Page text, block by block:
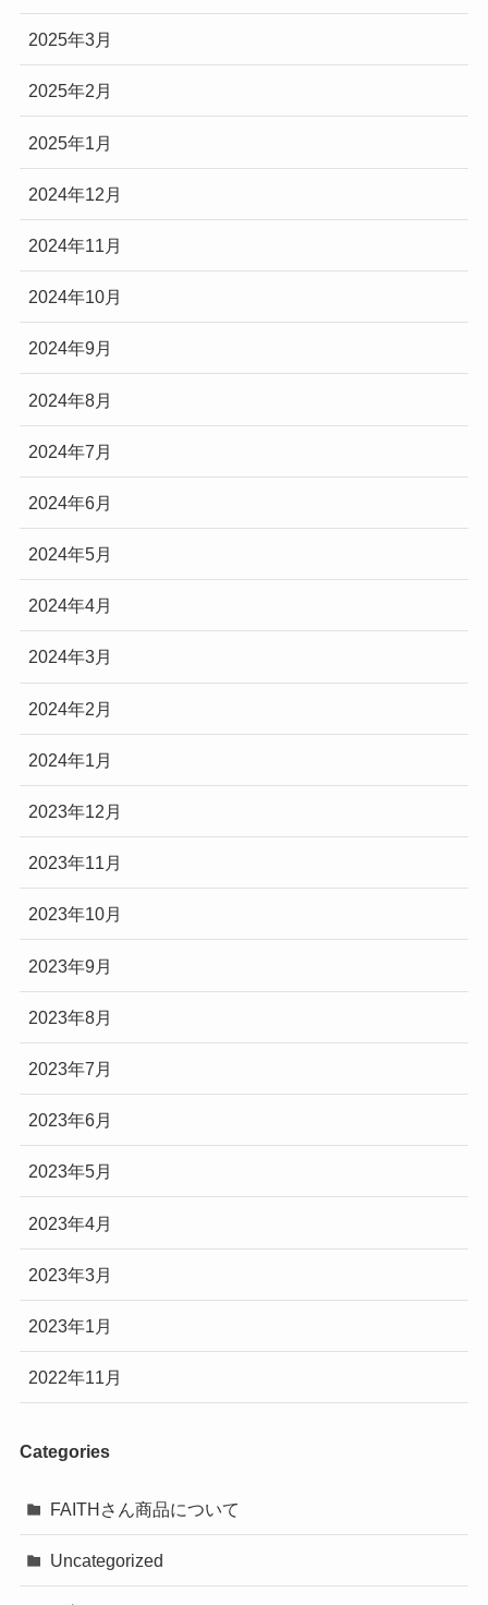
2025年3月
2025年2月
2025年1月
2024年12月
2024年11月
2024年10月
2024年9月
2024年8月
2024年7月
2024年6月
2024年5月
2024年4月
2024年3月
2024年2月
2024年1月
2023年12月
2023年11月
2023年10月
2023年9月
2023年8月
2023年7月
2023年6月
2023年5月
2023年4月
2023年3月
2023年1月
2022年11月
Categories
FAITHさん商品について
Uncategorized